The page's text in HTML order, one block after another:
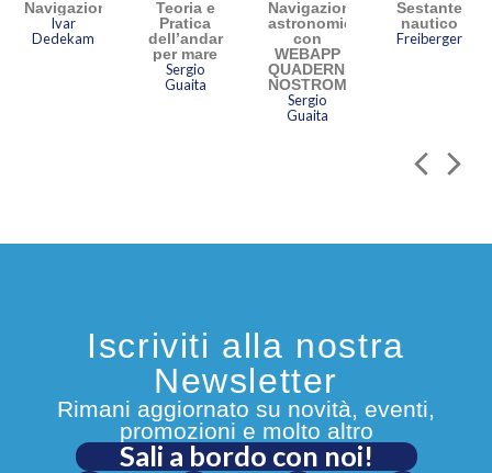
Per Edizioni il Frangente ha
pubblicatoAlla larga dalla
terra. Cronache surreali di
un istruttore di vela
Navigazione
Ivar
Dedekam
Teoria e
Pratica
dell’andar
per mare
Sergio
Guaita
Navigazione
astronomica
con
WEBAPP
QUADERNI
NOSTROMO
Sergio
Guaita
Sestante
nautico
Freiberger
Iscriviti alla nostra
Newsletter
Rimani aggiornato su novità, eventi,
promozioni e molto altro
Sali a bordo con noi!